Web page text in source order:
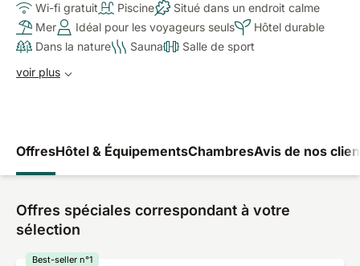
Wi-fi gratuit Piscine
Situé dans un endroit calme
Mer
Idéal pour les voyageurs seuls
Hôtel durable
Dans la nature
Sauna
Salle de sport
voir plus
OffresHôtel & ÉquipementsChambresAvis de nos
Offres spéciales correspondant à votre
sélection
Best-seller n°1